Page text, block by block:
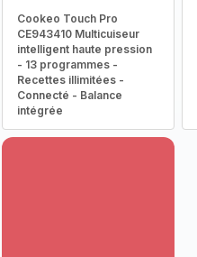
Cookeo Touch Pro
CE943410 Multicuiseur
intelligent haute pression
- 13 programmes -
Recettes illimitées -
Connecté - Balance
intégrée